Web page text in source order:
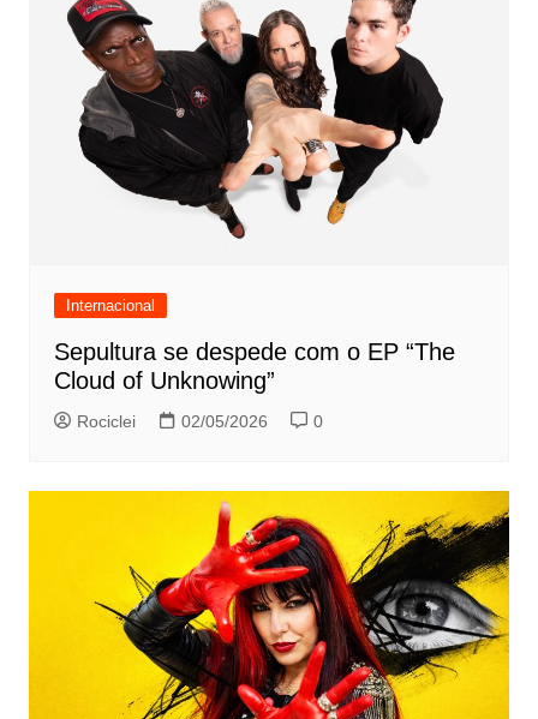
Internacional
Sepultura se despede com o EP “The
Cloud of Unknowing”
Rociclei 02/05/2026 0